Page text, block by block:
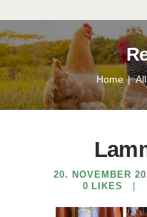
Home
20. NOVEMBER
0 LIKES